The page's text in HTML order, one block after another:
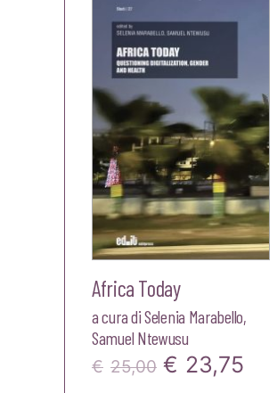
Africa Today
a cura diSelenia Marabello,
Samuel Ntewusu
€ 25,00 Il
€ 23,75